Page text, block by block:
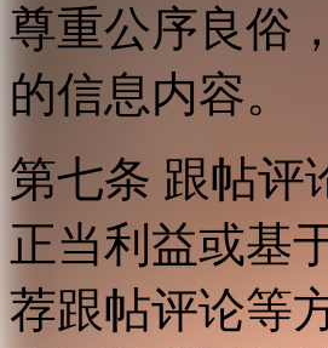
尊重公序良俗
的信息内容。
第七条 跟帖评
正当利益或基
荐跟帖评论等